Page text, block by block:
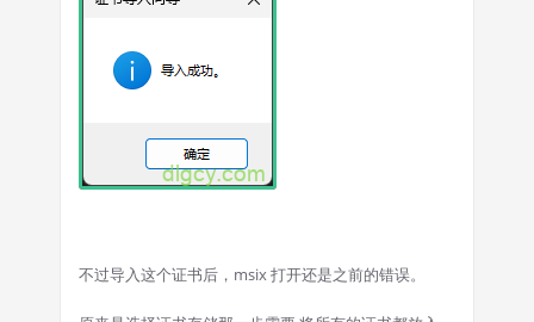
不过导入这个证书后，msix 打开还是之前的错误。